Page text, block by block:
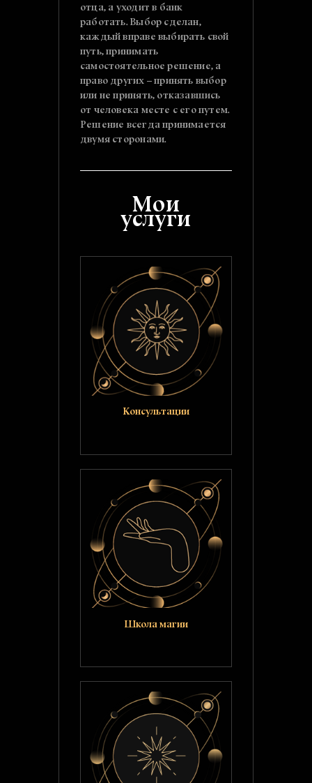
отца, а уходит в банк
работать. Выбор сделан,
каждый вправе выбирать свой
путь, принимать
самостоятельное решение, а
право других – принять выбор
или не принять, отказавшись
от человека месте с его путем.
Решение всегда принимается
двумя сторонами.
Мои
услуги
Консультации
Школа магии